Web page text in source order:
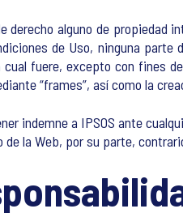
derecho alguno de
de Uso, ninguna
fuere, excepto con fines
“frames”, así como la
indemne a IPSOS ante
la Web, por su parte,